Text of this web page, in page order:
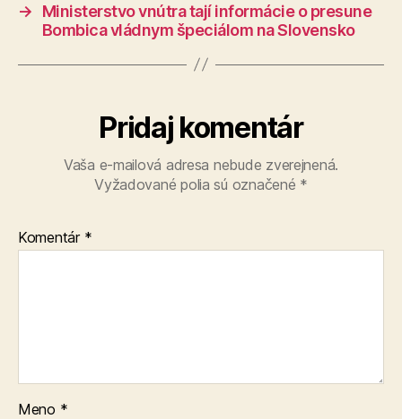
→
Ministerstvo vnútra tají informácie o presune
Bombica vládnym špeciálom na Slovensko
Pridaj komentár
Vaša e-mailová adresa nebude zverejnená.
Vyžadované polia sú označené *
Komentár *
Meno *